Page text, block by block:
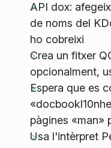
API dox:
de noms del
ho cobreixi
Crea un fitxer
opcionalment,
Espera que es
pàgines «man»
Usa l'intèrpret